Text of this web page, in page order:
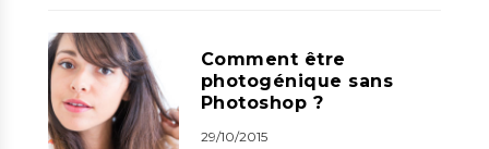
Comment être
photogénique sans
Photoshop ?
29/10/2015